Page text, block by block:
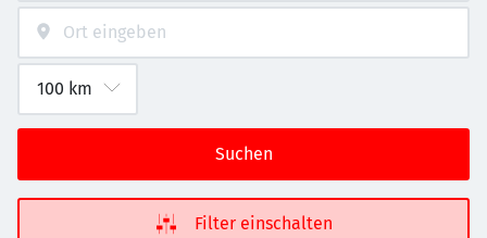
Suchen
Filter einschalten